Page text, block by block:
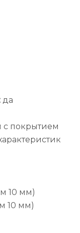
да
с покрытием
10 мм)
10 мм)